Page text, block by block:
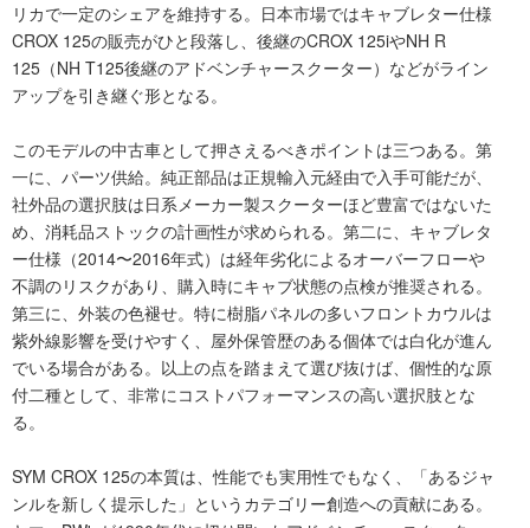
リカで一定のシェアを維持する。日本市場ではキャブレター仕様
CROX 125の販売がひと段落し、後継のCROX 125iやNH R
125（NH T125後継のアドベンチャースクーター）などがライン
アップを引き継ぐ形となる。
このモデルの中古車として押さえるべきポイントは三つある。第
一に、パーツ供給。純正部品は正規輸入元経由で入手可能だが、
社外品の選択肢は日系メーカー製スクーターほど豊富ではないた
め、消耗品ストックの計画性が求められる。第二に、キャブレタ
ー仕様（2014〜2016年式）は経年劣化によるオーバーフローや
不調のリスクがあり、購入時にキャブ状態の点検が推奨される。
第三に、外装の色褪せ。特に樹脂パネルの多いフロントカウルは
紫外線影響を受けやすく、屋外保管歴のある個体では白化が進ん
でいる場合がある。以上の点を踏まえて選び抜けば、個性的な原
付二種として、非常にコストパフォーマンスの高い選択肢とな
る。
SYM CROX 125の本質は、性能でも実用性でもなく、「あるジャ
ンルを新しく提示した」というカテゴリー創造への貢献にある。